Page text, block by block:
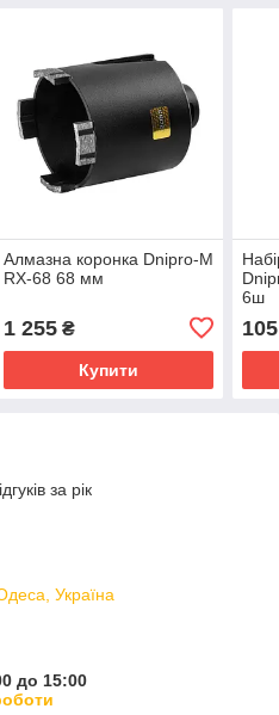
Алмазна коронка Dnipro-M
RX-68 68 мм
1 255₴
Купити
6ш
105
за рік
Україна
до 15:00